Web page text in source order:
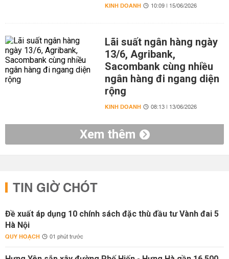
KINH DOANH 10:09 | 15/06/2026
Lãi suất ngân hàng ngày
13/6, Agribank,
Sacombank cùng nhiều
ngân hàng đi ngang diện
rộng
KINH DOANH 08:13 | 13/06/2026
Xem thêm
TIN GIỜ CHÓT
Đề xuất áp dụng 10 chính sách đặc thù đầu tư Vành đai 5
Hà Nội
QUY HOẠCH 01 phút trước